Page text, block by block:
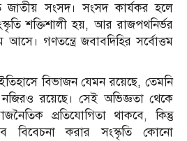
জাতীয় সংসদ। সংসদ কার্যকর হলে
শক্তিশালী হয়, আর রাজপথনির্ভর
গণতন্ত্রে জবাবদিহির সর্বোত্তম
বিভাজন যেমন রয়েছে, তেমনি
রয়েছে। সেই অভিজ্ঞতা থেকে
প্রতিযোগিতা থাকবে, কিন্তু
বিবেচনা করার সংস্কৃতি কোনো